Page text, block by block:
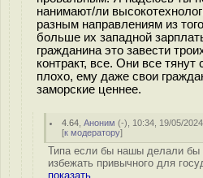
нанимают/ли
разным направлениям из
больше их западной
гражданина это завести
контракт, все. Они все тянут
плохо, ему даже свои
заморские ценнее.
4.64 ,Аноним (-), 10:34, 19/05/
[к модератору]
Типа если бы нашы делали бы
избежать привычного для
показать